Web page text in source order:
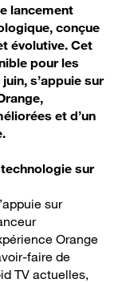
lancement
conçue
évolutive. Cet
pour les
s’appuie sur
et d’un
sur
sur
Orange
faire de
TV actuelles,